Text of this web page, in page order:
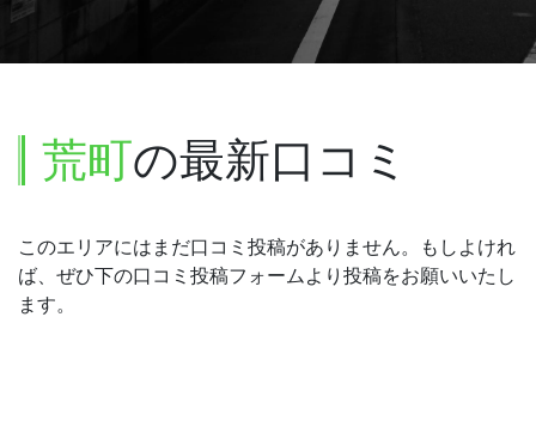
荒町の最新口コミ
このエリアにはまだ口コミ投稿がありません。もしよけれ
ば、ぜひ下の口コミ投稿フォームより投稿をお願いいたし
ます。